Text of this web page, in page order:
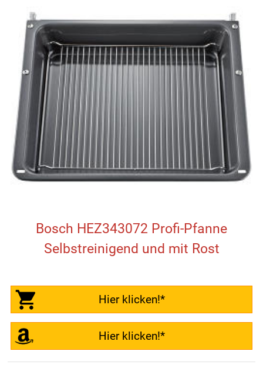
Bosch HEZ343072 Profi-Pfanne
Selbstreinigend und mit Rost
Hier klicken!*
Hier klicken!*